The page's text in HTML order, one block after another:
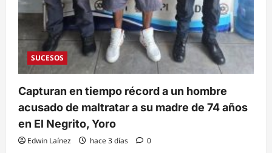
SUCESOS
Capturan en tiempo récord a un hombre
acusado de maltratar a su madre de 74 años
en El Negrito, Yoro
Edwin Laínez hace 3 días 0